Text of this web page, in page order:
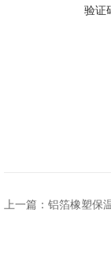
验证
上一篇： 铝箔橡塑保